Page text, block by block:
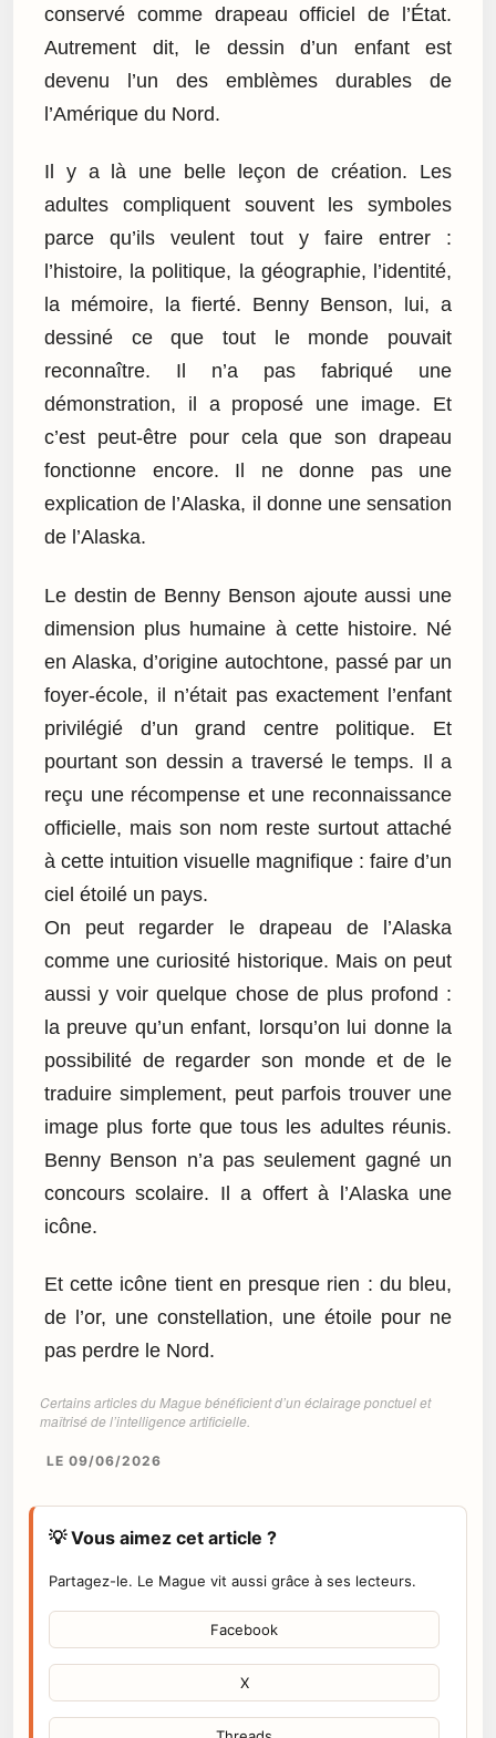
conservé comme drapeau officiel de l’État.
Autrement dit, le dessin d’un enfant est
devenu l’un des emblèmes durables de
l’Amérique du Nord.
Il y a là une belle leçon de création. Les
adultes compliquent souvent les symboles
parce qu’ils veulent tout y faire entrer :
l’histoire, la politique, la géographie, l’identité,
la mémoire, la fierté. Benny Benson, lui, a
dessiné ce que tout le monde pouvait
reconnaître. Il n’a pas fabriqué une
démonstration, il a proposé une image. Et
c’est peut-être pour cela que son drapeau
fonctionne encore. Il ne donne pas une
explication de l’Alaska, il donne une sensation
de l’Alaska.
Le destin de Benny Benson ajoute aussi une
dimension plus humaine à cette histoire. Né
en Alaska, d’origine autochtone, passé par un
foyer-école, il n’était pas exactement l’enfant
privilégié d’un grand centre politique. Et
pourtant son dessin a traversé le temps. Il a
reçu une récompense et une reconnaissance
officielle, mais son nom reste surtout attaché
à cette intuition visuelle magnifique : faire d’un
ciel étoilé un pays.
On peut regarder le drapeau de l’Alaska
comme une curiosité historique. Mais on peut
aussi y voir quelque chose de plus profond :
la preuve qu’un enfant, lorsqu’on lui donne la
possibilité de regarder son monde et de le
traduire simplement, peut parfois trouver une
image plus forte que tous les adultes réunis.
Benny Benson n’a pas seulement gagné un
concours scolaire. Il a offert à l’Alaska une
icône.
Et cette icône tient en presque rien : du bleu,
de l’or, une constellation, une étoile pour ne
pas perdre le Nord.
Certains articles du Mague bénéficient d’un éclairage ponctuel et
maîtrisé de l’intelligence artificielle.
LE 09/06/2026
💡 Vous aimez cet article ?
Partagez-le. Le Mague vit aussi grâce à ses lecteurs.
Facebook
X